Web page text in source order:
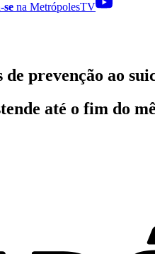
se na MetrópolesTV
prevenção ao
até o fim do